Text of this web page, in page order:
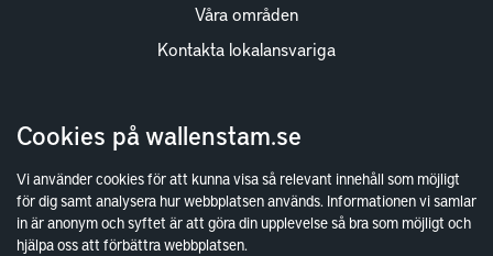
Cookies på wallenstam.se
Vi använder cookies för att kunna visa så relevant innehåll som möjligt
för dig samt analysera hur webbplatsen används. Informationen vi samlar
in är anonym och syftet är att göra din upplevelse så bra som möjligt och
hjälpa oss att förbättra webbplatsen.
Våra områden
Kontakta lokalansvariga
Finansiella rapporter
Sök fakturamottagare